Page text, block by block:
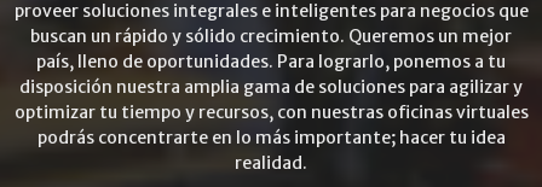
proveer soluciones integrales e inteligentes para negocios que
buscan un rápido y sólido crecimiento. Queremos un mejor
país, lleno de oportunidades. Para lograrlo, ponemos a tu
disposición nuestra amplia gama de soluciones para agilizar y
optimizar tu tiempo y recursos, con nuestras oficinas virtuales
podrás concentrarte en lo más importante; hacer tu idea
realidad.